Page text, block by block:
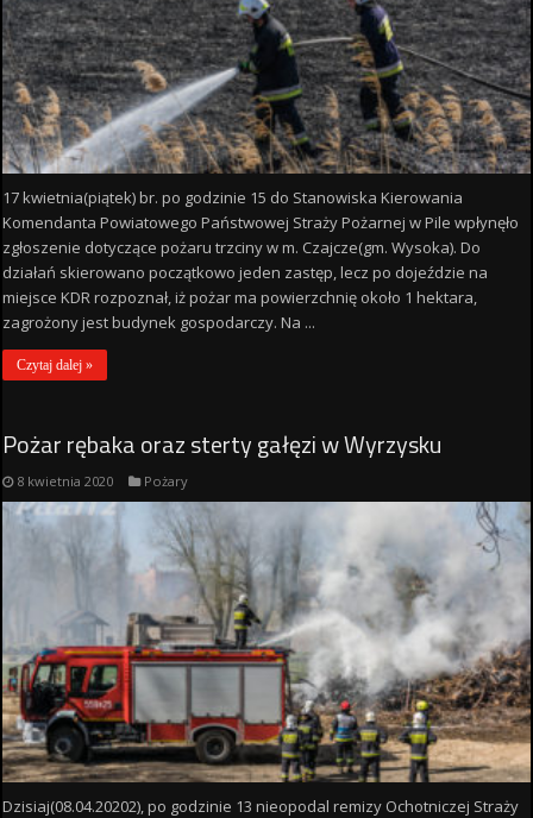
17 kwietnia(piątek) br. po godzinie 15 do Stanowiska Kierowania
Komendanta Powiatowego Państwowej Straży Pożarnej w Pile wpłynęło
zgłoszenie dotyczące pożaru trzciny w m. Czajcze(gm. Wysoka). Do
działań skierowano początkowo jeden zastęp, lecz po dojeździe na
miejsce KDR rozpoznał, iż pożar ma powierzchnię około 1 hektara,
zagrożony jest budynek gospodarczy. Na ...
Czytaj dalej »
Pożar rębaka oraz sterty gałęzi w Wyrzysku
8 kwietnia 2020 Pożary
Dzisiaj(08.04.20202), po godzinie 13 nieopodal remizy Ochotniczej Straży